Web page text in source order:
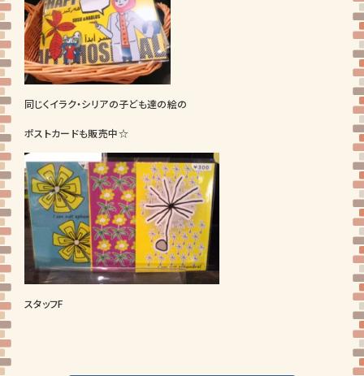
同じくイラク・シリアの子ども達の絵の
ポストカードも販売中☆
スタッフF